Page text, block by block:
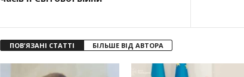
ПОВ'ЯЗАНІ СТАТТІ БІЛЬШЕ ВІД АВТОРА